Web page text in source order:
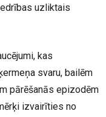
uzliktais
kas
svaru, bailēm
pārēšanās epizodēm
izvairīties no